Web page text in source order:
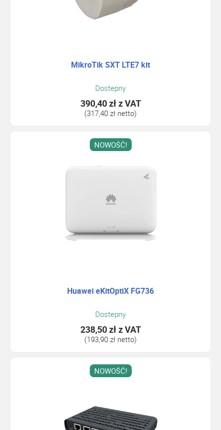
MikroTik SXT LTE7 kit
Dostepny
390,40 złz VAT
(317,40 zł netto)
Huawei eKitOptiX FG736
Dostepny
238,50 złz VAT
(193,90 zł netto)
NOWOŚĆ!
NOWOŚĆ!